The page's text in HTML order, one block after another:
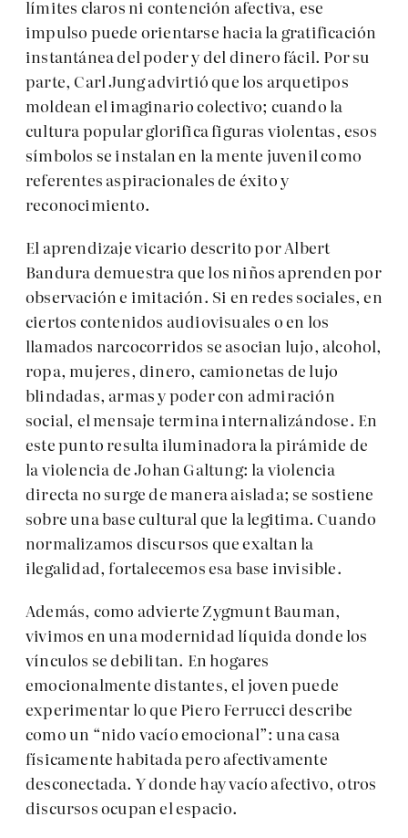
límites claros ni contención afectiva, ese
impulso puede orientarse hacia la gratificación
instantánea del poder y del dinero fácil. Por su
parte, Carl Jung advirtió que los arquetipos
moldean el imaginario colectivo; cuando la
cultura popular glorifica figuras violentas, esos
símbolos se instalan en la mente juvenil como
referentes aspiracionales de éxito y
reconocimiento.
El aprendizaje vicario descrito por Albert
Bandura demuestra que los niños aprenden por
observación e imitación. Si en redes sociales, en
ciertos contenidos audiovisuales o en los
llamados narcocorridos se asocian lujo, alcohol,
ropa, mujeres, dinero, camionetas de lujo
blindadas, armas y poder con admiración
social, el mensaje termina internalizándose. En
este punto resulta iluminadora la pirámide de
la violencia de Johan Galtung: la violencia
directa no surge de manera aislada; se sostiene
sobre una base cultural que la legitima. Cuando
normalizamos discursos que exaltan la
ilegalidad, fortalecemos esa base invisible.
Además, como advierte Zygmunt Bauman,
vivimos en una modernidad líquida donde los
vínculos se debilitan. En hogares
emocionalmente distantes, el joven puede
experimentar lo que Piero Ferrucci describe
como un “nido vacío emocional”: una casa
físicamente habitada pero afectivamente
desconectada. Y donde hay vacío afectivo, otros
discursos ocupan el espacio.